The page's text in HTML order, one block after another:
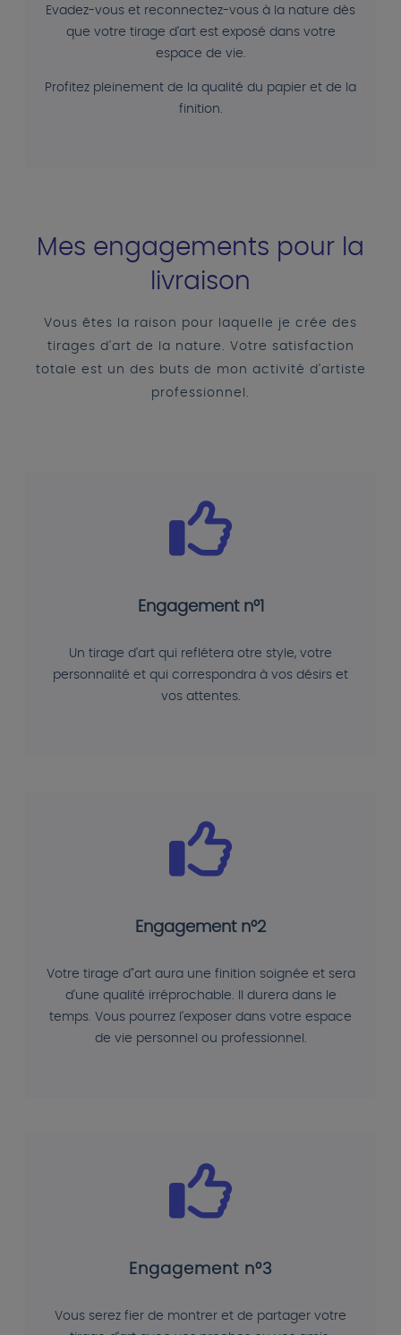
Evadez-vous et reconnectez-vous à la nature dès
que votre tirage d'art est exposé dans votre
espace de vie.
Profitez pleinement de la qualité du papier et de la
finition.
Mes engagements pour la
livraison
Vous êtes la raison pour laquelle je crée des
tirages d'art de la nature. Votre satisfaction
totale est un des buts de mon activité d'artiste
professionnel.
Engagement n°1
Un tirage d'art qui reflétera otre style, votre
personnalité et qui correspondra à vos désirs et
vos attentes.
Engagement n°2
Votre tirage d"art aura une finition soignée et sera
d'une qualité irréprochable. Il durera dans le
temps. Vous pourrez l'exposer dans votre espace
de vie personnel ou professionnel.
Engagement n°3
Vous serez fier de montrer et de partager votre